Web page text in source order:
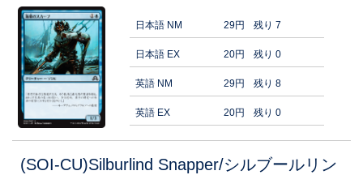
日本語 NM 29円 残り 7
日本語 EX 20円 残り 0
英語 NM 29円 残り 8
英語 EX 20円 残り 0
(SOI-CU)Silburlind Snapper/シルブールリン